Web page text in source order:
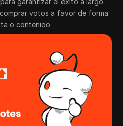
votos a favor de forma
o contenido.